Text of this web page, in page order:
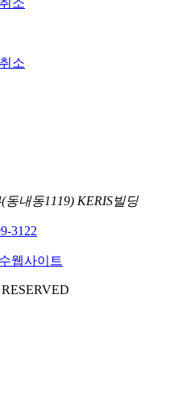
취소
취소
내동1119) KERIS빌딩
3122